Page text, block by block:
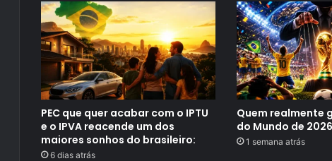
g
r
a
m
a
C
n
s
t
r
u
i
n
PEC que quer acabar com o IPTU
e o IPVA reacende um dos
maiores sonhos do brasileiro:
6 dias atrás
Quem realmente
do Mundo de
1 semana atrás